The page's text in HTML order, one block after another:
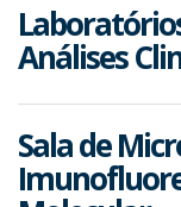
Análises
Sala de